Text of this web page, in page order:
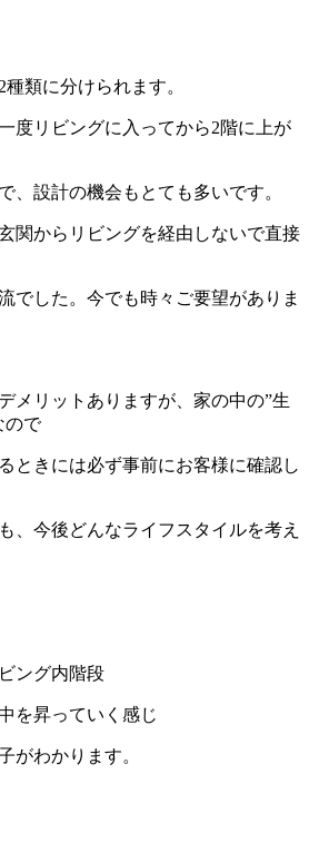
類に分けられます。
度リビングに入ってから2階に上が
、設計の機会もとても多いです。
関からリビングを経由しないで直接
でした。今でも時々ご要望がありま
メリットありますが、家の中の”生
ので
ときには必ず事前にお客様に確認し
、今後どんなライフスタイルを考え
ング内階段
を昇っていく感じ
がわかります。